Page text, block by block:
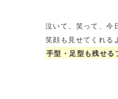
泣いて、笑って、今
笑顔も見せてくれる
手型・足型も残せる